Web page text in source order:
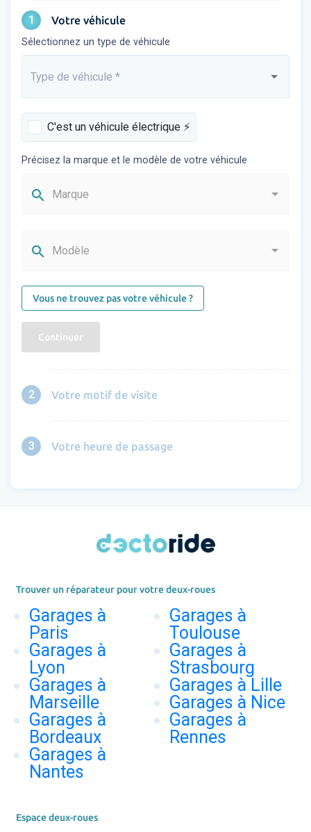
1 Votre véhicule
Sélectionnez un type de véhicule
Saisissez...
Type de véhicule *
C'est un véhicule électrique ⚡️
Précisez la marque et le modèle de votre véhicule
search Marque
search Modèle
Vous ne trouvez pas votre véhicule ?
Continuer
2 Votre motif de visite
3 Votre heure de passage
Trouver un réparateur pour votre deux-roues
Garages à
Paris
Garages à
Lyon
Garages à
Marseille
Garages à
Bordeaux
Garages à
Nantes
Garages à
Toulouse
Garages à
Strasbourg
Garages à Lille
Garages à Nice
Garages à
Rennes
Espace deux-roues